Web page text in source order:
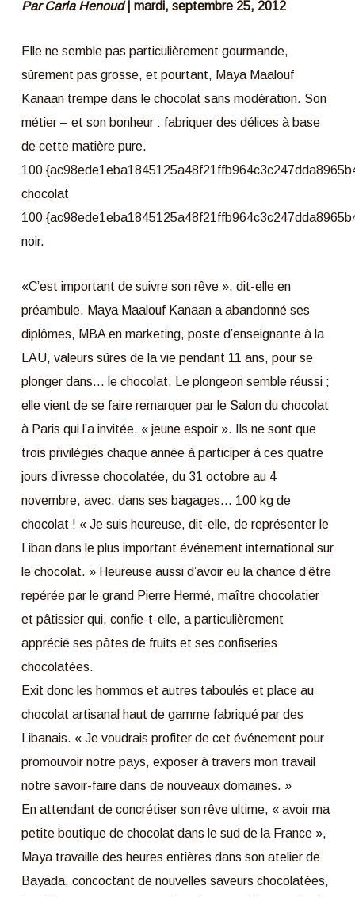
Par Carla Henoud| mardi, septembre 25, 2012
Elle ne semble pas particulièrement gourmande,
sûrement pas grosse, et pourtant, Maya Maalouf
Kanaan trempe dans le chocolat sans modération. Son
métier – et son bonheur : fabriquer des délices à base
de cette matière pure.
100
chocolat
100
noir.
«C’est important de suivre son rêve », dit-elle en
préambule. Maya Maalouf Kanaan a abandonné ses
diplômes, MBA en marketing, poste d’enseignante à la
LAU, valeurs sûres de la vie pendant 11 ans, pour se
plonger dans… le chocolat. Le plongeon semble réussi ;
elle vient de se faire remarquer par le Salon du chocolat
à Paris qui l’a invitée, « jeune espoir ». Ils ne sont que
trois privilégiés chaque année à participer à ces quatre
jours d’ivresse chocolatée, du 31 octobre au 4
novembre, avec, dans ses bagages… 100 kg de
chocolat ! « Je suis heureuse, dit-elle, de représenter le
Liban dans le plus important événement international sur
le chocolat. » Heureuse aussi d’avoir eu la chance d’être
repérée par le grand Pierre Hermé, maître chocolatier
et pâtissier qui, confie-t-elle, a particulièrement
apprécié ses pâtes de fruits et ses confiseries
chocolatées.
Exit donc les hommos et autres taboulés et place au
chocolat artisanal haut de gamme fabriqué par des
Libanais. « Je voudrais profiter de cet événement pour
promouvoir notre pays, exposer à travers mon travail
notre savoir-faire dans de nouveaux domaines. »
En attendant de concrétiser son rêve ultime, « avoir ma
petite boutique de chocolat dans le sud de la France »,
Maya travaille des heures entières dans son atelier de
Bayada, concoctant de nouvelles saveurs chocolatées,